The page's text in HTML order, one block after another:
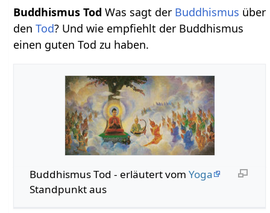
Buddhismus TodWas sagt der Buddhismus über
denTod? Und wie empfiehlt der Buddhismus
einen guten Tod zu haben.
Buddhismus Tod - erläutert vom Yoga
Standpunkt aus